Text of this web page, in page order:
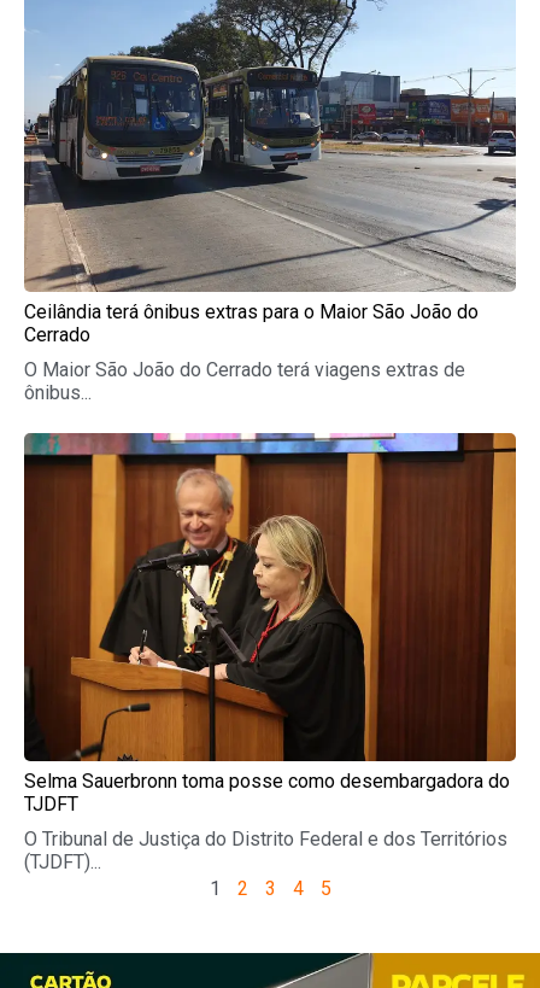
Ceilândia terá ônibus extras para o Maior São João do
Cerrado
O Maior São João do Cerrado terá viagens extras de
ônibus...
Selma Sauerbronn toma posse como desembargadora do
TJDFT
O Tribunal de Justiça do Distrito Federal e dos Territórios
(TJDFT)...
1
2 3 4 5